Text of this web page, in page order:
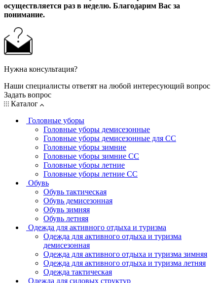
осуществляется раз в неделю. Благодарим Вас за
понимание.
Нужна консультация?
Наши специалисты ответят на любой интересующий вопрос
Задать вопрос
Каталог
Головные уборы
Головные уборы демисезонные
Головные уборы демисезонные для СС
Головные уборы зимние
Головные уборы зимние СС
Головные уборы летние
Головные уборы летние СС
Обувь
Обувь тактическая
Обувь демисезонная
Обувь зимняя
Обувь летняя
Одежда для активного отдыха и туризма
Одежда для активного отдыха и туризма
демисезонная
Одежда для активного отдыха и туризма зимняя
Одежда для активного отдыха и туризма летняя
Одежда тактическая
Одежда для силовых структур